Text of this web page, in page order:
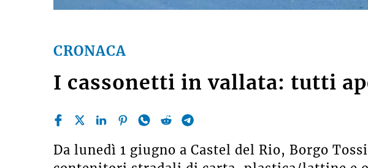
CRONACA
I cassonetti in vallata: tutti
Da lunedì 1 giugno a Castel del Rio, Borgo